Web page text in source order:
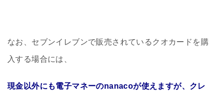
なお、セブンイレブンで販売されているクオカードを購
入する場合には、
現金以外にも電子マネーのnanacoが使えますが、クレ